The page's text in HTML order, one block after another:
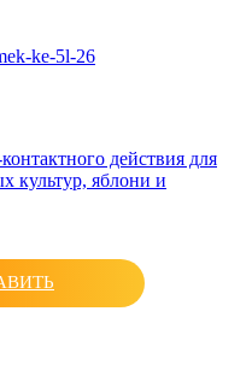
действия для
культур, яблони и